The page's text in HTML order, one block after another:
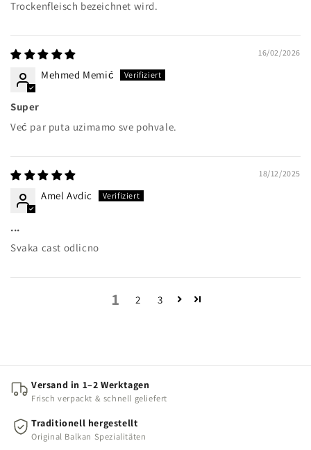
Trockenfleisch bezeichnet wird.
16/02/2026
Mehmed Memić
Super
Već par puta uzimamo sve pohvale.
18/12/2025
Amel Avdic
...
Svaka cast odlicno
1 2 3
Versand in 1–2 Werktagen
Frisch verpackt & schnell geliefert
Traditionell hergestellt
Original Balkan Spezialitäten